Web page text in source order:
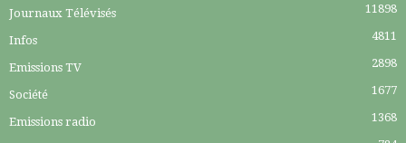
Journaux Télévisés 11898
Infos 4811
Emissions TV 2898
Société 1677
Emissions radio 1368